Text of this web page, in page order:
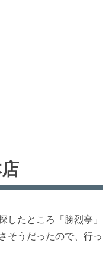
したところ「勝烈亭」
そうだったので、行っ